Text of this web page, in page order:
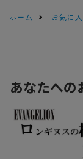
ホーム お気に入